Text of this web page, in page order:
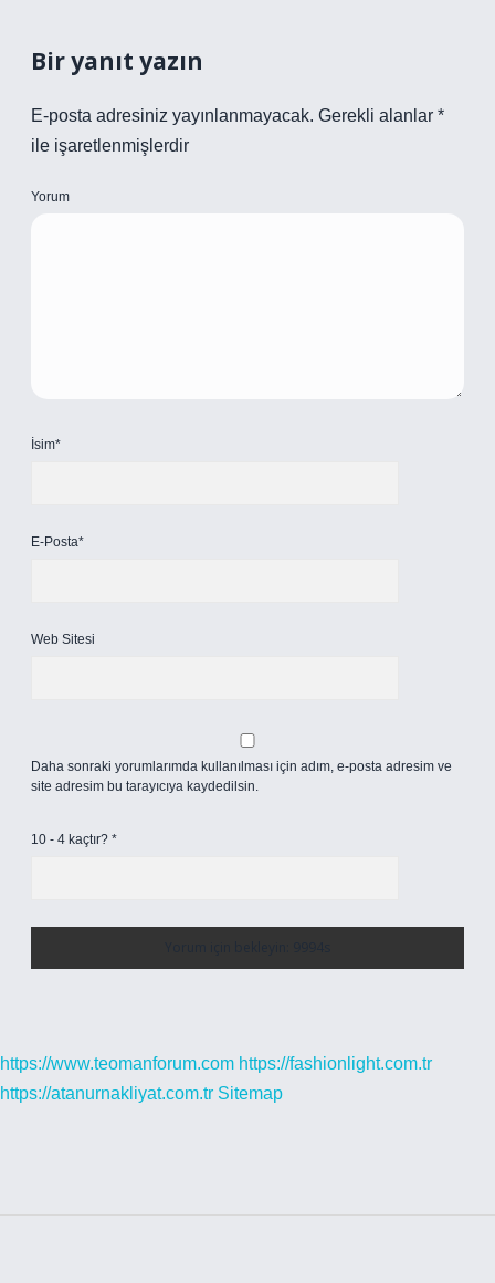
Bir yanıt yazın
E-posta adresiniz yayınlanmayacak. Gerekli alanlar *
ile işaretlenmişlerdir
Yorum
İsim*
E-Posta*
Web Sitesi
Daha sonraki yorumlarımda kullanılması için adım, e-posta adresim ve
site adresim bu tarayıcıya kaydedilsin.
10 - 4 kaçtır? *
https://www.teomanforum.com https://fashionlight.com.tr
https://atanurnakliyat.com.tr Sitemap